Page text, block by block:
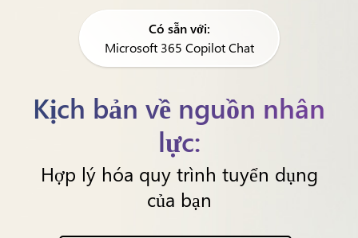
Có sẵn với:
Microsoft 365 Copilot Chat
Kịch bản về nguồn nhân
lực:
Hợp lý hóa quy trình tuyển dụng
của bạn